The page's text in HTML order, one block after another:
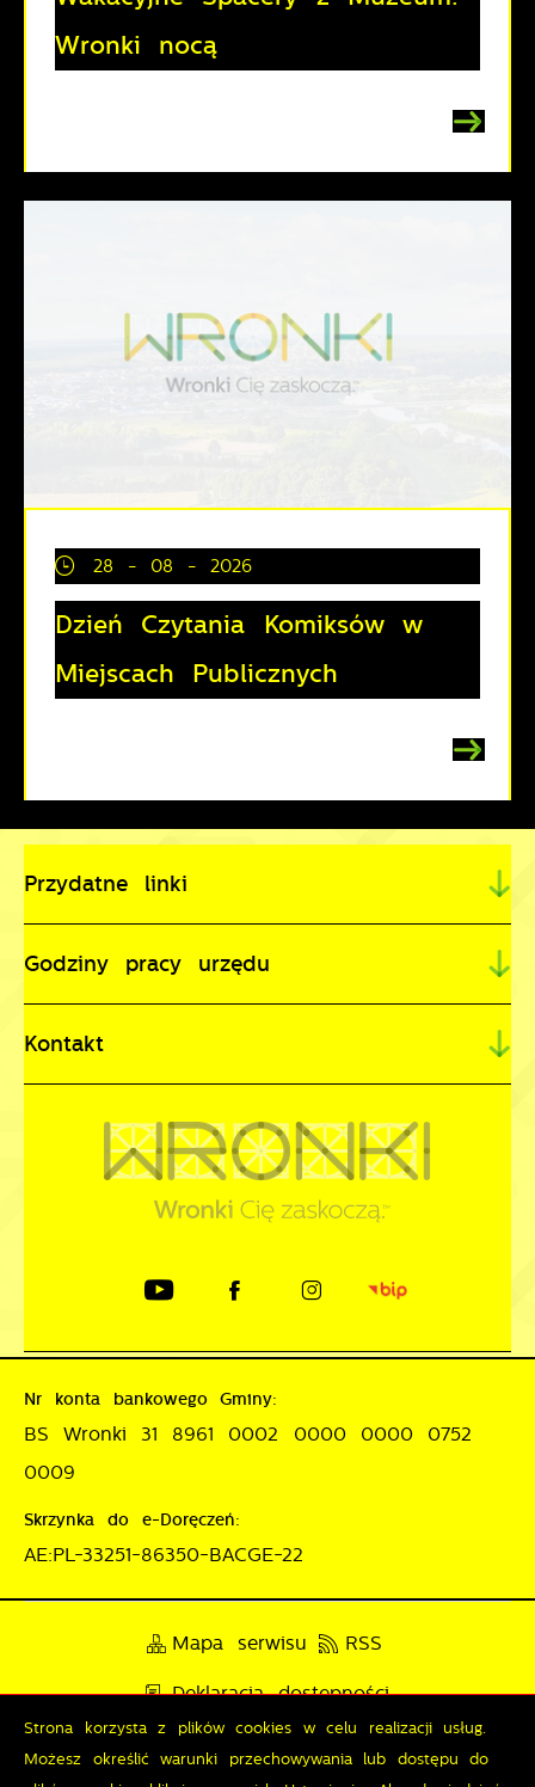
Wronki nocą
28 - 08 - 2026
Dzień Czytania Komiksów w
Miejscach Publicznych
Przydatne linki
Godziny pracy urzędu
Kontakt
Nr konta bankowego Gminy:
BS Wronki 31 8961 0002 0000 0000 0752
0009
Skrzynka do e-Doręczeń:
AE:PL-33251-86350-BACGE-22
Mapa serwisu RSS
Deklaracja dostępności
Polityka prywatności Sygnalista
Strona korzysta z plików cookies w celu realizacji usług.
Możesz określić warunki przechowywania lub dostępu do